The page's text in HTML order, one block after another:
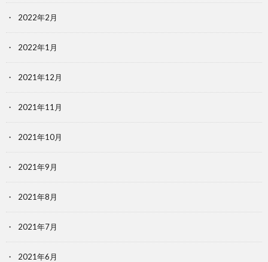
2022年2月
2022年1月
2021年12月
2021年11月
2021年10月
2021年9月
2021年8月
2021年7月
2021年6月